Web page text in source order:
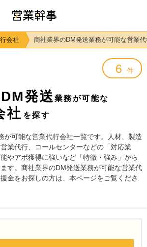
会社 商社業界のDM発送業務が可能な営業
6 件
DM発送 業務が可能な
社 を探す
が可能な営業代行会社一覧です。人材、製造
業代行、コールセンターなどの「対応業
やアポ獲得に強いなど「特徴・強み」から
す。商社業界のDM発送業務が可能な営業代
金をお探しの方は、本ページをご覧くださ